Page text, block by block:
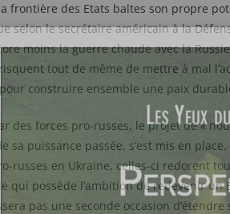
frontière des Etats baltes son propre
selon le secrétaire américain à la
moins la guerre chaude avec la
tout de même de mettre à mal
construire ensemble une paix
des forces pro-russes, le projet de «
puissance passée, s’est mis en
russes en Ukraine, celles-ci redorent
qui possède l’ambition de redevenir un
pas une seconde occasion d’étendre